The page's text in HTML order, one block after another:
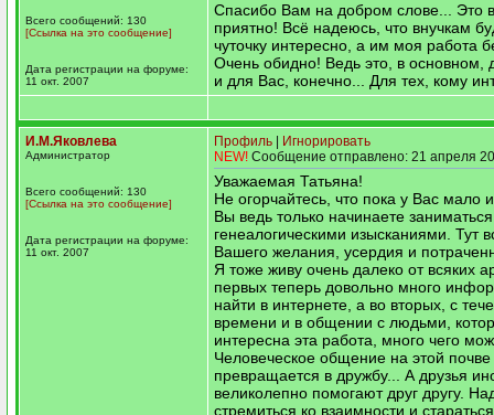
Всего сообщений: 130
[Ссылка на это сообщение]
Дата регистрации на форуме:
11 окт. 2007
Спасибо Вам на добром слове... Это
приятно! Всё надеюсь, что внучкам
чуточку интересно, а им моя работа
Очень обидно! Ведь это, в основном,
и для Вас, конечно... Для тех, кому
И.М.Яковлева
Администратор
Всего сообщений: 130
[Ссылка на это сообщение]
Дата регистрации на форуме:
11 окт. 2007
Профиль
Игнорировать
NEW! Сообщение отправлено: 21 апреля
Уважаемая Татьяна!
Не огорчайтесь, что пока у Вас мало
Вы ведь только начинаете заниматься
генеалогическими изысканиями. Тут
Вашего желания, усердия и
Я тоже живу очень далеко от всяких
первых теперь довольно много
найти в интернете, а во вторых, с
времени и в общении с людьми,
интересна эта работа, много чего
Человеческое общение на этой почве
превращается в дружбу... А друзья
великолепно помогают друг другу.
стремиться ко взаимности и